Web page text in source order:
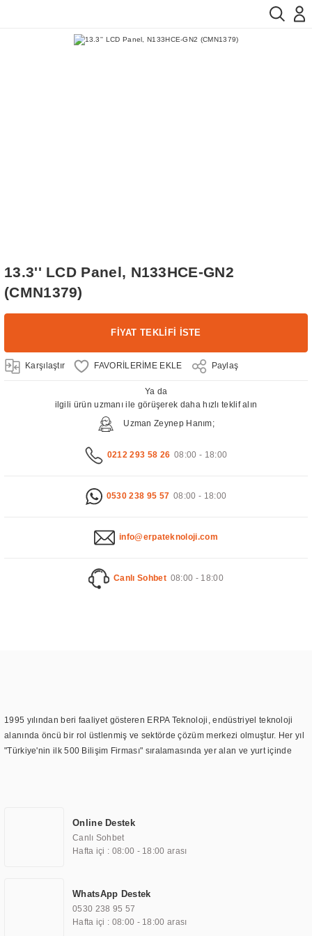
13.3'' LCD Panel, N133HCE-GN2
(CMN1379)
FİYAT TEKLİFİ İSTE
Karşılaştır Paylaş
Ya da
ilgili ürün uzmanı ile görüşerek daha hızlı teklif alın
Uzman Zeynep Hanım;
0212 293 58 26 08:00 - 18:00
0530 238 95 57 08:00 - 18:00
info@erpateknoloji.com
Canlı Sohbet 08:00 - 18:00
1995 yılından beri faaliyet gösteren ERPA Teknoloji, endüstriyel teknoloji
alanında öncü bir rol üstlenmiş ve sektörde çözüm merkezi olmuştur. Her yıl
"Türkiye'nin ilk 500 Bilişim Firması" sıralamasında yer alan ve yurt içinde
TOCHI markası altında kendi ürettiği ürünlerde kullanmıştır. Günümüzde
TOCHI; videowall, digital signage, kiosk, totem, akıllı durak ekranı, araç içi
ekran, asansör ekranı, digital menüboard, marin ekran, medikal ekran,
ekranları, endüstriyel ekranlar, kapı önü bilgi ekranları, panel PC,
endüstriyel Panel PC, mini PC, endüstriyel mini PC ve akıllı bina sistemleri
gibi çözümleri 4.5" ile 110” boyutları arasında üretebilirken, ayrıca standart
Online Destek
Canlı Sohbet
Hafta içi : 08:00 - 18:00 arası
WhatsApp Destek
0530 238 95 57
Hafta içi : 08:00 - 18:00 arası